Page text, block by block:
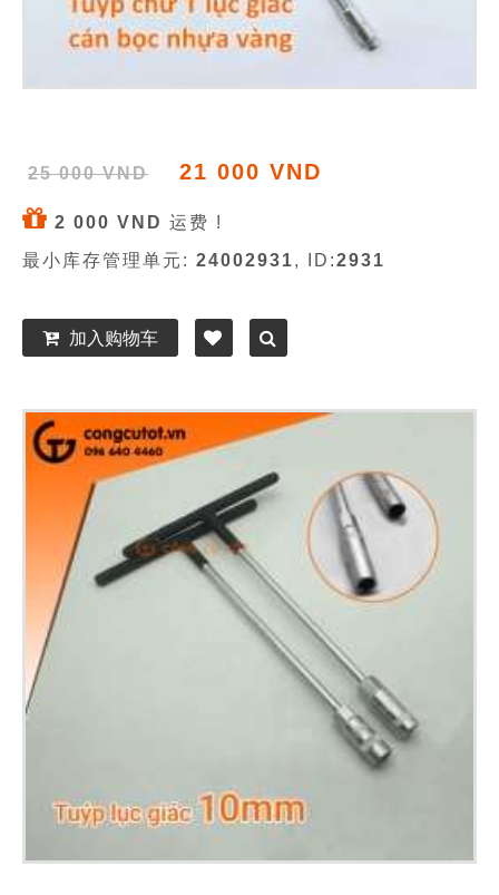
25 000 VND 21 000 VND
2 000 VND 运费 !
最小库存管理单元: 24002931, ID:2931
加入购物车